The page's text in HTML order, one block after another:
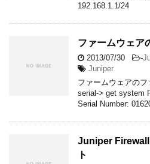
192.168.1.1/
ファームウェア
2013/07/30 -
Juniper
ファームウェアの
serial-> get system
Serial Number:
Juniper Firewall
ト